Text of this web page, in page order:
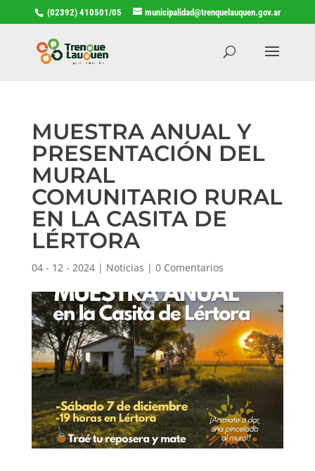
(02392) 410501/05 municipalidad@trenquelauquen.gov.ar
MUESTRA ANUAL Y
PRESENTACIÓN DEL
MURAL
COMUNITARIO RURAL
EN LA CASITA DE
LÉRTORA
04 - 12 - 2024| Noticias | 0 Comentarios